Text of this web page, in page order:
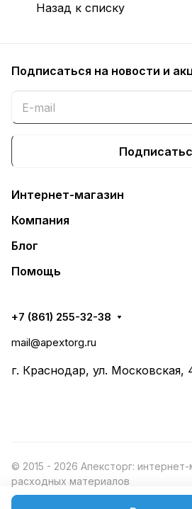
Назад к списку
Подписаться на новости и
Интернет-магазин
Компания
Блог
Помощь
+7 (861) 255-32-38
mail@apextorg.ru
г. Краснодар, ул. Московская,
© 2015 - 2026 Апексторг: интернет-
расходных материалов